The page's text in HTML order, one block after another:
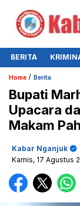
BERITA
Home / Berita
Bupati
Upacara
Makam
Kabar Nganjuk
Kamis, 17 Agustus